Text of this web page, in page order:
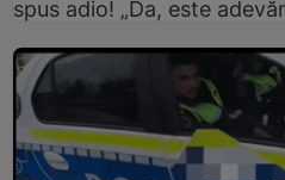
spus adio! „Da, este